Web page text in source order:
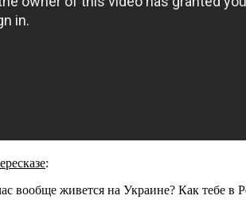
:
вообще живется на Украине? Как тебе в